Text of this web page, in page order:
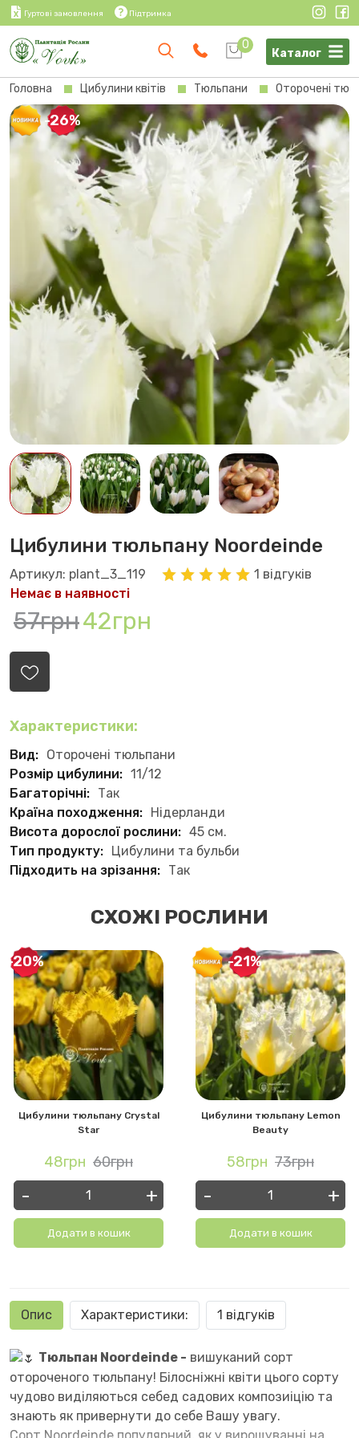
Гуртові замовлення Підтримка
0
Каталог
Головна Цибулини квітів Тюльпани Оторочені
-26%
Цибулини тюльпану Noordeinde
Артикул: plant_3_119
1 відгуків
Немає в наявності
57грн42грн
Характеристики:
Вид: Оторочені тюльпани
Розмір цибулини: 11/12
Багаторічні: Так
Країна походження: Нідерланди
Висота дорослої рослини: 45 см.
Тип продукту: Цибулини та бульби
Підходить на зрізання: Так
СХОЖІ РОСЛИНИ
-20%
Цибулини тюльпану Crystal
Star
48грн 60грн
- +
Додати в кошик
-21%
Цибулини тюльпану Lemon
Beauty
58грн 73грн
- +
Додати в кошик
Опис Характеристики: 1 відгуків
Тюльпан Noordeinde - вишуканий сорт
отороченого тюльпану! Білосніжні квіти цього сорту
чудово виділяються себед садових композиіцію та
знають як привернути до себе Вашу увагу.